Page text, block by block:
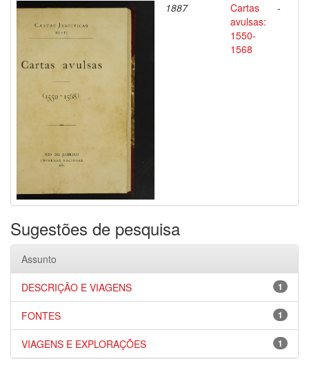
1887
Cartas
avulsas:
1550-
1568
-
Sugestões de pesquisa
Assunto
1
DESCRIÇÃO E VIAGENS
1
FONTES
1
VIAGENS E EXPLORAÇÕES